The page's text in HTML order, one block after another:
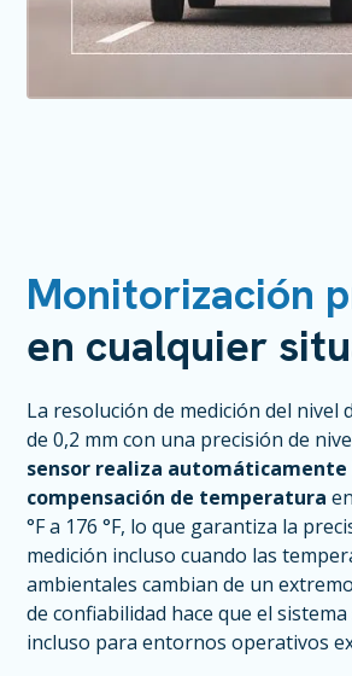
Monitorización
en cualquier
La resolución de medición del nivel
de 0,2 mm con una precisión de
sensor realiza automáticamente
compensación de temperatura
°F a 176 °F, lo que garantiza la
medición incluso cuando las
ambientales cambian de un
de confiabilidad hace que el sistema
incluso para entornos operativos